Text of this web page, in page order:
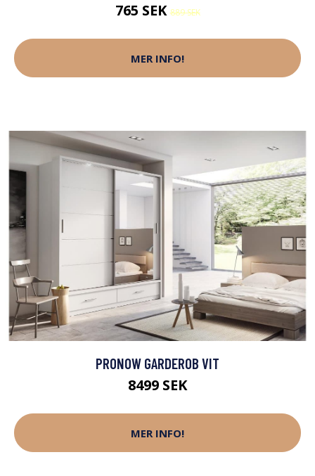
765 SEK889 SEK
MER INFO!
PRONOW GARDEROB VIT
8499 SEK
MER INFO!